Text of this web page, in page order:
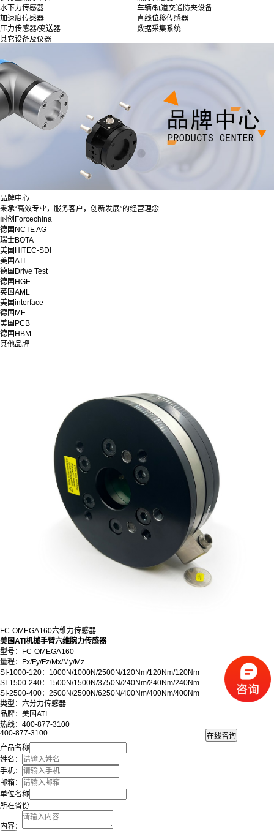
水下力传感器
车辆/轨道交通防夹设备
加速度传感器
直线位移传感器
压力传感器/变送器
数据采集系统
其它设备及仪器
品牌中心
秉承“高效专业，服务客户，创新发展”的经营理念
耐创Forcechina
德国NCTE AG
瑞士BOTA
美国HITEC-SDI
美国ATI
德国Drive Test
德国HGE
英国AML
美国interface
德国ME
美国PCB
德国HBM
其他品牌
FC-OMEGA160六维力传感器
美国ATI机械手臂六维腕力传感器
型号：FC-OMEGA160
量程：Fx/Fy/Fz/Mx/My/Mz
SI-1000-120：1000N/1000N/2500N/120Nm/120Nm/120Nm
SI-1500-240：1500N/1500N/3750N/240Nm/240Nm/240Nm
SI-2500-400：2500N/2500N/6250N/400Nm/400Nm/400Nm
类型：六分力传感器
品牌：美国ATI
热线：400-877-3100
400-877-3100
产品名称
姓名：
手机：
邮箱：
单位名称
所在省份
内容：